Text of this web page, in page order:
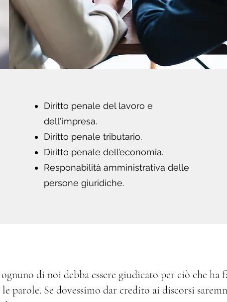
Diritto penale del lavoro e
dell'impresa.
Diritto penale tributario.
Diritto penale dell’economia.
Responabilità amministrativa delle
persone giuridiche.
di noi debba essere giudicato per ciò che ha
parole. Se dovessimo dar credito ai discorsi